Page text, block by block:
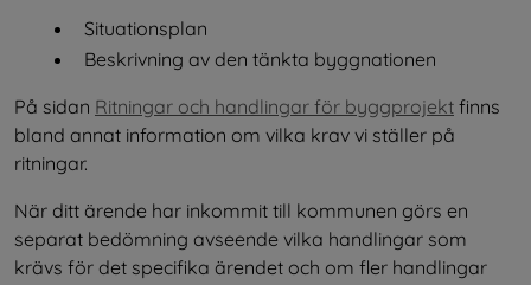
Situationsplan
Beskrivning av den tänkta byggnationen
På sidan Ritningar och handlingar för byggprojekt finns
bland annat information om vilka krav vi ställer på
ritningar.
När ditt ärende har inkommit till kommunen görs en
separat bedömning avseende vilka handlingar som
krävs för det specifika ärendet och om fler handlingar